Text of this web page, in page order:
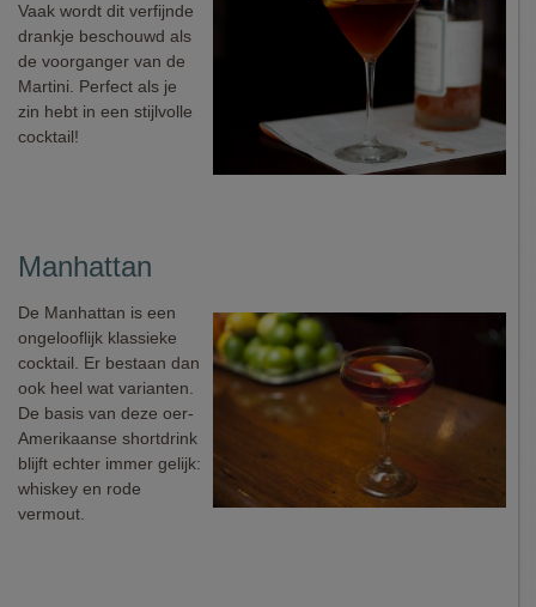
Vaak wordt dit verfijnde
drankje beschouwd als
de voorganger van de
Martini. Perfect als je
zin hebt in een stijlvolle
cocktail!
Manhattan
De Manhattan is een
ongelooflijk klassieke
cocktail. Er bestaan dan
ook heel wat varianten.
De basis van deze oer-
Amerikaanse shortdrink
blijft echter immer gelijk:
whiskey en rode
vermout.